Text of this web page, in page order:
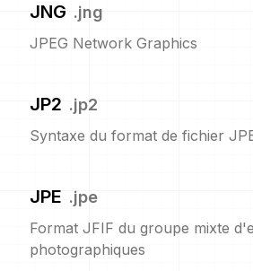
JNG .jng
JPEG Network Graphics
JP2 .jp2
Syntaxe du format de fichier
JPE .jpe
Format JFIF du groupe mixte
photographiques